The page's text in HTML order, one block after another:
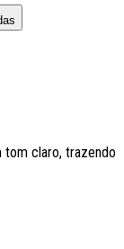
tom claro, trazendo